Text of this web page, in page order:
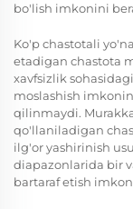
bo'lish imkonini
Ko'p chastotali
etadigan chastota
xavfsizlik
moslashish
qilinmaydi.
qo'llaniladigan
ilg'or yashirinish
diapazonlarida bir
bartaraf etish